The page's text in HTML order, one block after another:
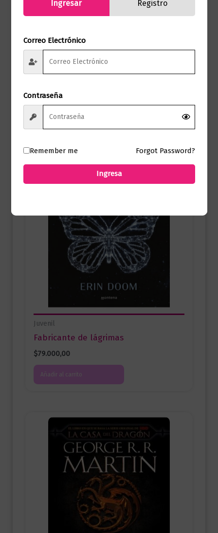
Juvenil
Almendra
$80.000,00
Añadir al carrito
Juvenil
Fabricante de lágrimas
$79.000,00
Añadir al carrito
Ingresar Registro
Correo Electrónico
Contraseña
Remember me Forgot Password?
Ingresa